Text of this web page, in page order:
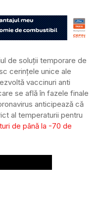
de soluții temporare de
cerințele unice ale
vaccinuri anti
se află în fazele finale
anticipează că
al temperaturii pentru
de până la -70 de